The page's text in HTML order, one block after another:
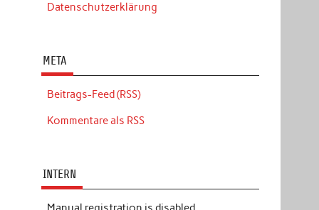
Datenschutzerklärung
META
Beitrags-Feed (RSS)
Kommentare als RSS
INTERN